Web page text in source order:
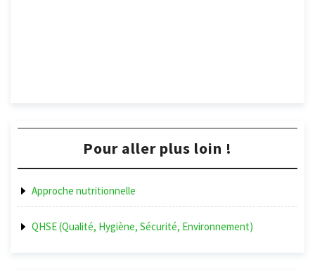
Pour aller plus loin !
Approche nutritionnelle
QHSE (Qualité, Hygiène, Sécurité, Environnement)